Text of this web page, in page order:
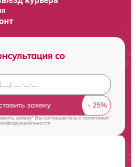
со
заявку
заявку" Вы соглашаетесь cполитикой